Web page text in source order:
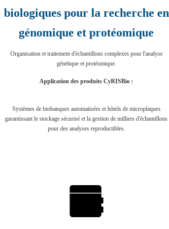
biologiques pour la recherche en
génomique et protéomique
Organisation et traitement d'échantillons complexes pour l'analyse
génétique et protéomique.
Application des produits CyRISBio :
Systèmes de biobanques automatisées et hôtels de microplaques
garantissant le stockage sécurisé et la gestion de milliers d'échantillons
pour des analyses reproductibles.